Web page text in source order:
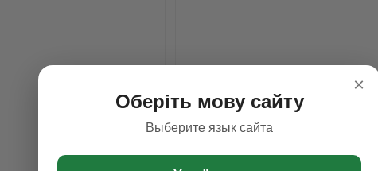
×
Оберіть мову сайту
Выберите язык сайта